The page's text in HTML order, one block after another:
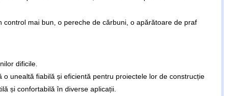
mai bun, o pereche de cărbuni, o apărătoare de praf
dificile.
unealtă fiabilă și eficientă pentru proiectele lor de construcție
și confortabilă în diverse aplicații.